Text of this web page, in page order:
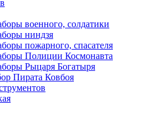
военного, солдатики
ниндзя
пожарного, спасателя
Полиции Космонавта
Рыцаря Богатыря
Пирата Ковбоя